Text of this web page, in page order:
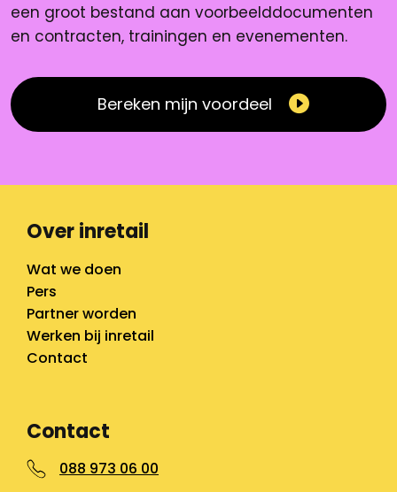
een groot bestand aan voorbeelddocumenten
en contracten, trainingen en evenementen.
Bereken mijn voordeel
Over inretail
Wat we doen
Pers
Partner worden
Werken bij inretail
Contact
Contact
088 973 06 00